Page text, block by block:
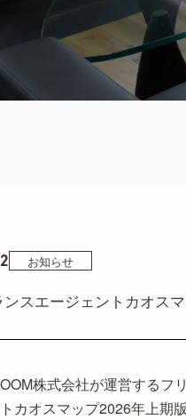
お知らせ
ンスエージェントカオス
株式会社が運営するフ
カオスマップ2026年上期